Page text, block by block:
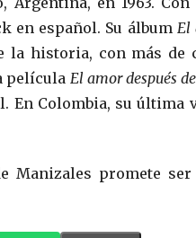
en español. Su álbum El
la historia, con más de
película El amor después
En Colombia, su última
promete